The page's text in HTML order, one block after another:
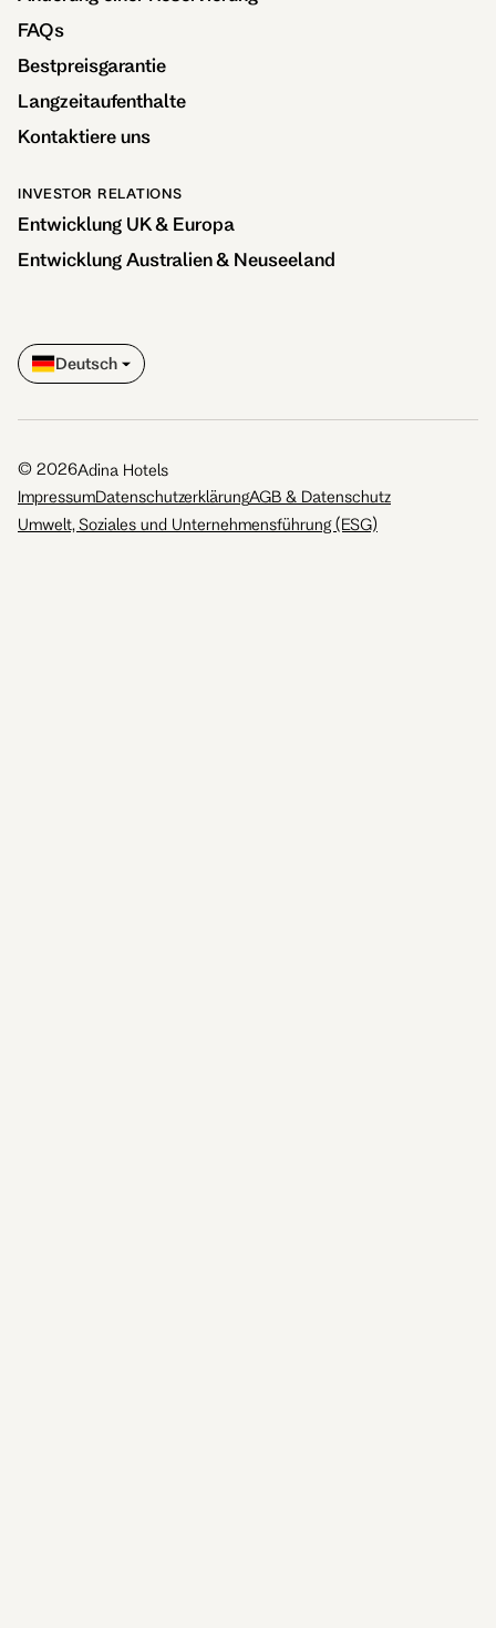
FAQs
Bestpreisgarantie
Langzeitaufenthalte
Kontaktiere uns
INVESTOR RELATIONS
Entwicklung UK & Europa
Entwicklung Australien & Neuseeland
Deutsch
© 2026Adina Hotels
ImpressumDatenschutzerklärungAGB & Datenschutz
Umwelt, Soziales und Unternehmensführung (ESG)